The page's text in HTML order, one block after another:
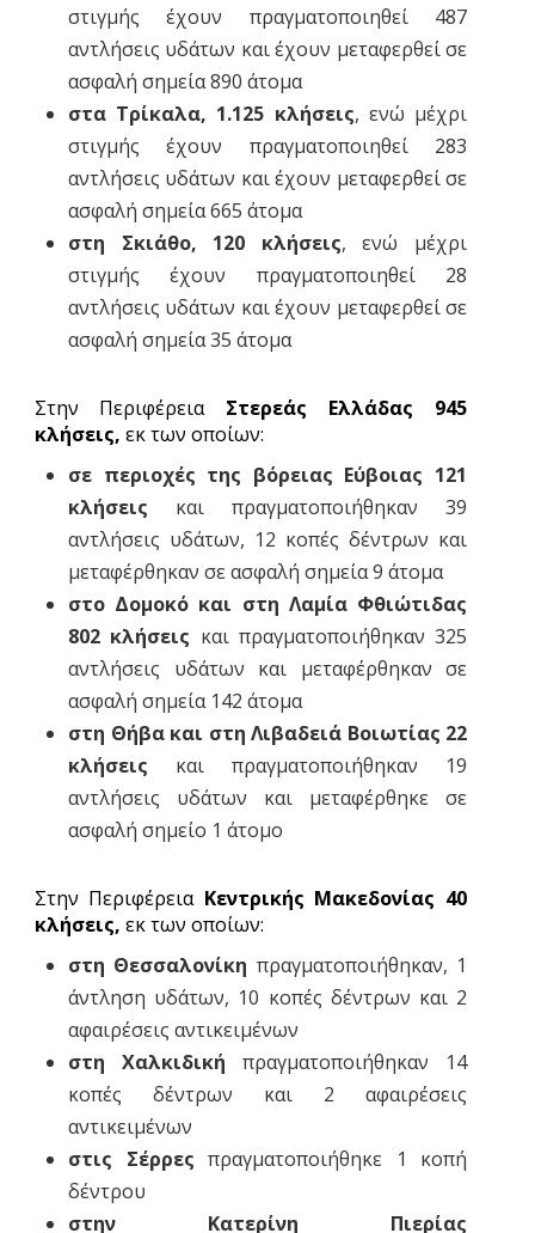
στιγμής έχουν πραγματοποιηθεί 487
αντλήσεις υδάτων και έχουν μεταφερθεί σε
ασφαλή σημεία 890 άτομα
στα Τρίκαλα, 1.125 κλήσεις, ενώ μέχρι
στιγμής έχουν πραγματοποιηθεί 283
αντλήσεις υδάτων και έχουν μεταφερθεί σε
ασφαλή σημεία 665 άτομα
στη Σκιάθο, 120 κλήσεις, ενώ μέχρι
στιγμής έχουν πραγματοποιηθεί 28
αντλήσεις υδάτων και έχουν μεταφερθεί σε
ασφαλή σημεία 35 άτομα
Στην ΠεριφέρειαΣτερεάς Ελλάδας 945
κλήσεις, εκ των οποίων:
σε περιοχές της βόρειας Εύβοιας 121
κλήσεις και πραγματοποιήθηκαν 39
αντλήσεις υδάτων, 12 κοπές δέντρων και
μεταφέρθηκαν σε ασφαλή σημεία 9 άτομα
στο Δομοκό και στη Λαμία Φθιώτιδας
802 κλήσεις και πραγματοποιήθηκαν 325
αντλήσεις υδάτων και μεταφέρθηκαν σε
ασφαλή σημεία 142 άτομα
στη Θήβα και στη Λιβαδειά Βοιωτίας 22
κλήσεις και πραγματοποιήθηκαν 19
αντλήσεις υδάτων και μεταφέρθηκε σε
ασφαλή σημείο 1 άτομο
Στην ΠεριφέρειαΚεντρικής Μακεδονίας 40
κλήσεις, εκ των οποίων:
στη Θεσσαλονίκη πραγματοποιήθηκαν, 1
άντληση υδάτων, 10 κοπές δέντρων και 2
αφαιρέσεις αντικειμένων
στη Χαλκιδική πραγματοποιήθηκαν 14
κοπές δέντρων και 2 αφαιρέσεις
αντικειμένων
στις Σέρρες πραγματοποιήθηκε 1 κοπή
δέντρου
στην Κατερίνη Πιερίας